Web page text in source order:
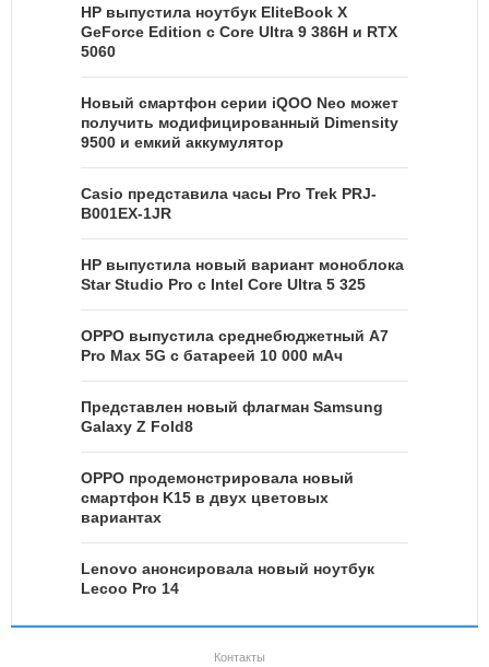
HP выпустила ноутбук EliteBook X
GeForce Edition с Core Ultra 9 386H и RTX
5060
Новый смартфон серии iQOO Neo может
получить модифицированный Dimensity
9500 и емкий аккумулятор
Casio представила часы Pro Trek PRJ-
B001EX-1JR
HP выпустила новый вариант моноблока
Star Studio Pro с Intel Core Ultra 5 325
OPPO выпустила среднебюджетный A7
Pro Max 5G с батареей 10 000 мАч
Представлен новый флагман Samsung
Galaxy Z Fold8
OPPO продемонстрировала новый
смартфон K15 в двух цветовых
вариантах
Lenovo анонсировала новый ноутбук
Lecoo Pro 14
Контакты